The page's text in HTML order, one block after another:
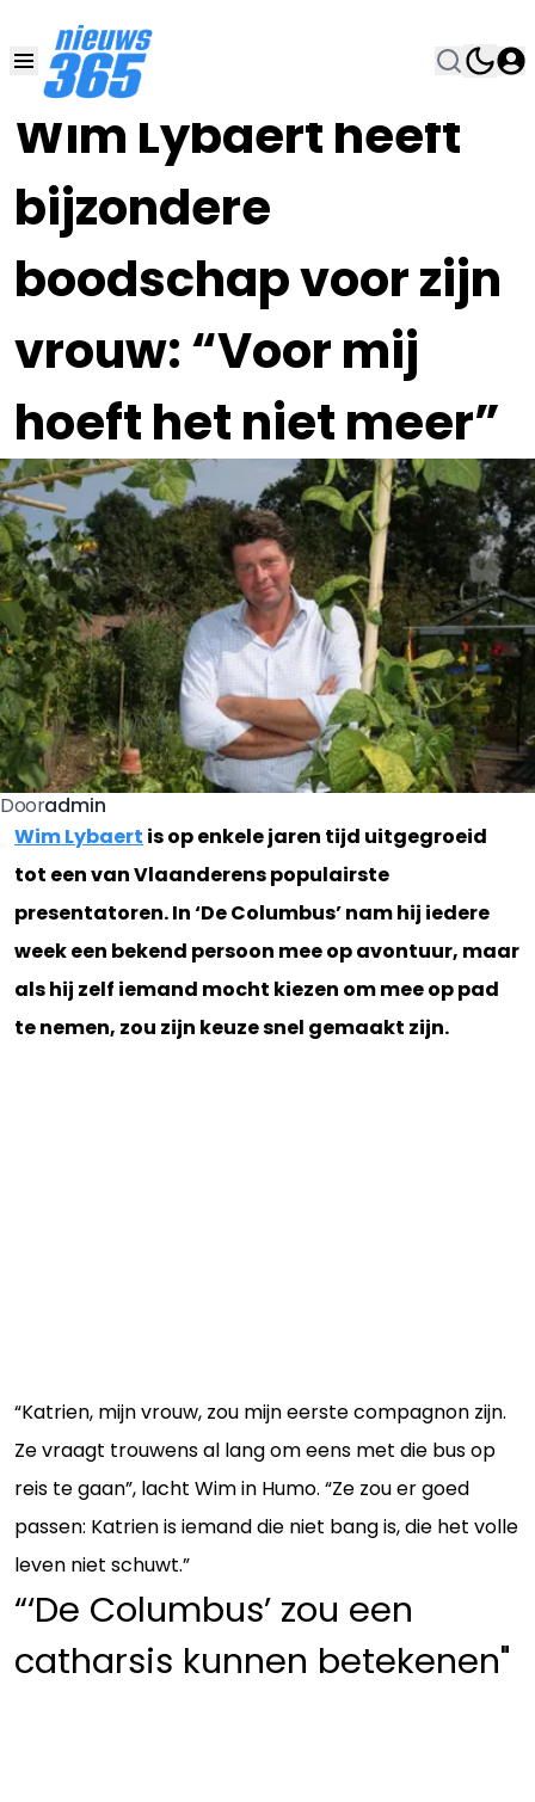
Wim Lybaert heeft
bijzondere
boodschap voor zijn
vrouw: “Voor mij
hoeft het niet meer”
15 OKT 2021, 12:00
Dooradmin
Wim Lybaert is op enkele jaren tijd uitgegroeid
tot een van Vlaanderens populairste
presentatoren. In ‘De Columbus’ nam hij iedere
week een bekend persoon mee op avontuur, maar
als hij zelf iemand mocht kiezen om mee op pad
te nemen, zou zijn keuze snel gemaakt zijn.
“Katrien, mijn vrouw, zou mijn eerste compagnon zijn.
Ze vraagt trouwens al lang om eens met die bus op
reis te gaan”, lacht Wim in Humo. “Ze zou er goed
passen: Katrien is iemand die niet bang is, die het volle
leven niet schuwt.”
“‘De Columbus’ zou een
catharsis kunnen betekenen"